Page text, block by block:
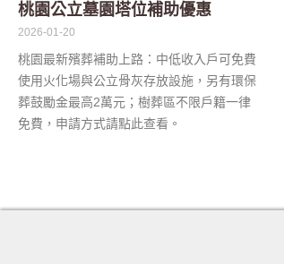
桃園公立墓園塔位補助優惠
2026-01-20
桃園最新殯葬補助上路：中低收入戶可免費
使用火化場與公立骨灰存放設施，另有環保
葬鼓勵金最高2萬元；樹葬區不限戶籍一律
免費，申請方式請點此查看。